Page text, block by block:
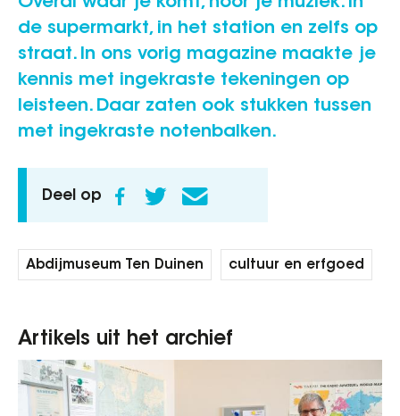
de supermarkt, in het station en zelfs op
straat. In ons vorig magazine maakte je
kennis met ingekraste tekeningen op
leisteen. Daar zaten ook stukken tussen
met ingekraste notenbalken.
Deel op
Abdijmuseum Ten Duinen cultuur en erfgoed
Artikels uit het archief